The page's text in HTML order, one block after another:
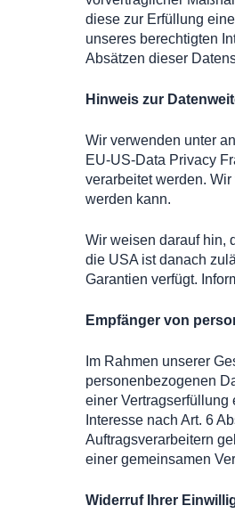
diese zur Erfüllung
unseres berechtigten
Absätzen dieser
Hinweis zur
Wir verwenden unter
EU-US-Data Privacy
verarbeitet werden.
werden kann.
Wir weisen darauf hin,
die USA ist danach
Garantien verfügt.
Empfänger von
Im Rahmen unserer
personenbezogenen
einer Vertragserfüllung
Interesse nach Art. 6
Auftragsverarbeitern
einer gemeinsamen
Widerruf Ihrer